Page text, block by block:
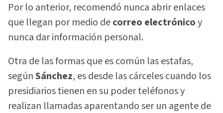
Por lo anterior, recomendó nunca abrir enlaces
que llegan por medio decorreo electrónicoy
nunca dar información personal.
Otra de las formas que es común las estafas,
segúnSánchez, es desde las cárceles cuando los
presidiarios tienen en su poder teléfonos y
realizan llamadas aparentando ser un agente de